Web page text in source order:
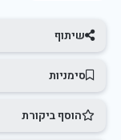
שיתוף
סימניות
הוסף ביקורת